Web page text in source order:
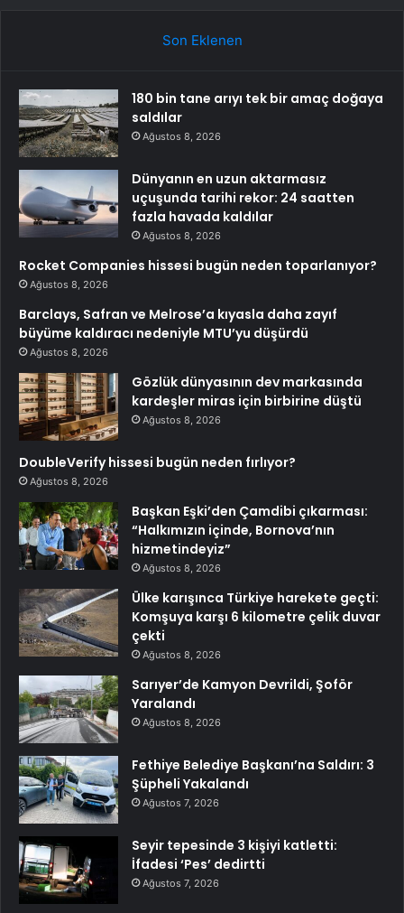
Son Eklenen
180 bin tane arıyı tek bir amaç doğaya
saldılar
Ağustos 8, 2026
Dünyanın en uzun aktarmasız
uçuşunda tarihi rekor: 24 saatten
fazla havada kaldılar
Ağustos 8, 2026
Rocket Companies hissesi bugün neden toparlanıyor?
Ağustos 8, 2026
Barclays, Safran ve Melrose’a kıyasla daha zayıf
büyüme kaldıracı nedeniyle MTU’yu düşürdü
Ağustos 8, 2026
Gözlük dünyasının dev markasında
kardeşler miras için birbirine düştü
Ağustos 8, 2026
DoubleVerify hissesi bugün neden fırlıyor?
Ağustos 8, 2026
Başkan Eşki’den Çamdibi çıkarması:
“Halkımızın içinde, Bornova’nın
hizmetindeyiz”
Ağustos 8, 2026
Ülke karışınca Türkiye harekete geçti:
Komşuya karşı 6 kilometre çelik duvar
çekti
Ağustos 8, 2026
Sarıyer’de Kamyon Devrildi, Şoför
Yaralandı
Ağustos 8, 2026
Fethiye Belediye Başkanı’na Saldırı: 3
Şüpheli Yakalandı
Ağustos 7, 2026
Seyir tepesinde 3 kişiyi katletti:
İfadesi ‘Pes’ dedirtti
Ağustos 7, 2026